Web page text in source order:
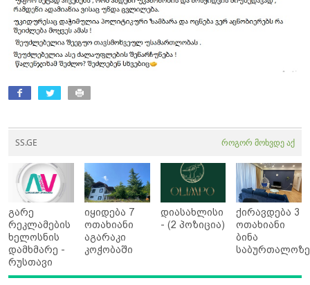
SS.GE როგორ მოხვდე აქ
გარე
რეკლამების
ხელოსნის
დამხმარე -
რუსთავი
იყიდება 7
ოთახიანი
აგარაკი
კოჭობაში
დიასახლისი
- (2 პოზიცია)
ქირავდება 3
ოთახიანი
ბინა
საბურთალოზე